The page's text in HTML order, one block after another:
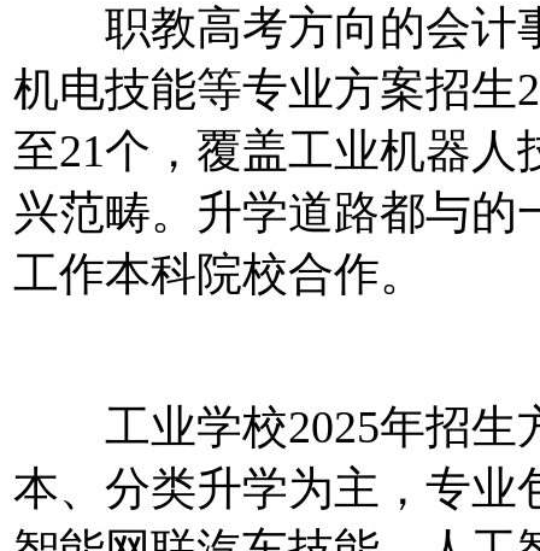
职教高考方向的会计
机电技能等专业方案招生
至21个，覆盖工业机器
兴范畴。升学道路都与的
工作本科院校合作。
工业学校2025年招生
本、分类升学为主，专业